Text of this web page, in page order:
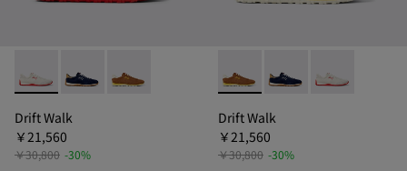
Drift Walk - K101097-001 - ドリフトウォーク レザースニー
Drift Walk - K101097-005 - ドリフトウォーク レザ
Drift Walk - K101097-003 - ドリフトウォー
Drift Walk
￥21,560
￥30,800 -30%
Drift Walk - K101097-003 -
Drift Walk -Drift Walk -
Drift Walk
￥21,560
￥30,800 -30%